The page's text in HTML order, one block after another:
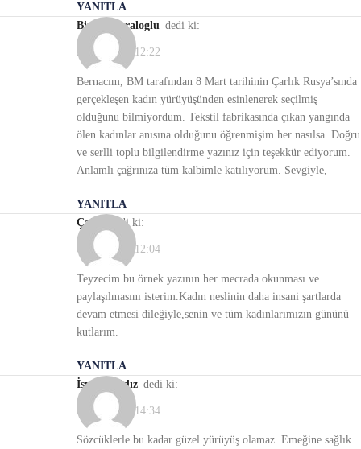
YANITLA
Birsen Karaloglu dedi ki:
29/04/2021, 12:22
Bernacım, BM tarafından 8 Mart tarihinin Çarlık Rusya’sında
gerçekleşen kadın yürüyüşünden esinlenerek seçilmiş
olduğunu bilmiyordum. Tekstil fabrikasında çıkan yangında
ölen kadınlar anısına olduğunu öğrenmişim her nasılsa. Doğru
ve serlli toplu bilgilendirme yazınız için teşekkür ediyorum.
Anlamlı çağrınıza tüm kalbimle katılıyorum. Sevgiyle,
YANITLA
Çağrı
dedi ki:
08/03/2022, 12:04
Teyzecim bu örnek yazının her mecrada okunması ve
paylaşılmasını isterim.Kadın neslinin daha insani şartlarda
devam etmesi dileğiyle,senin ve tüm kadınlarımızın gününü
kutlarım.
YANITLA
İsmail Yıldız dedi ki:
08/03/2022, 14:34
Sözcüklerle bu kadar güzel yürüyüş olamaz. Emeğine sağlık.